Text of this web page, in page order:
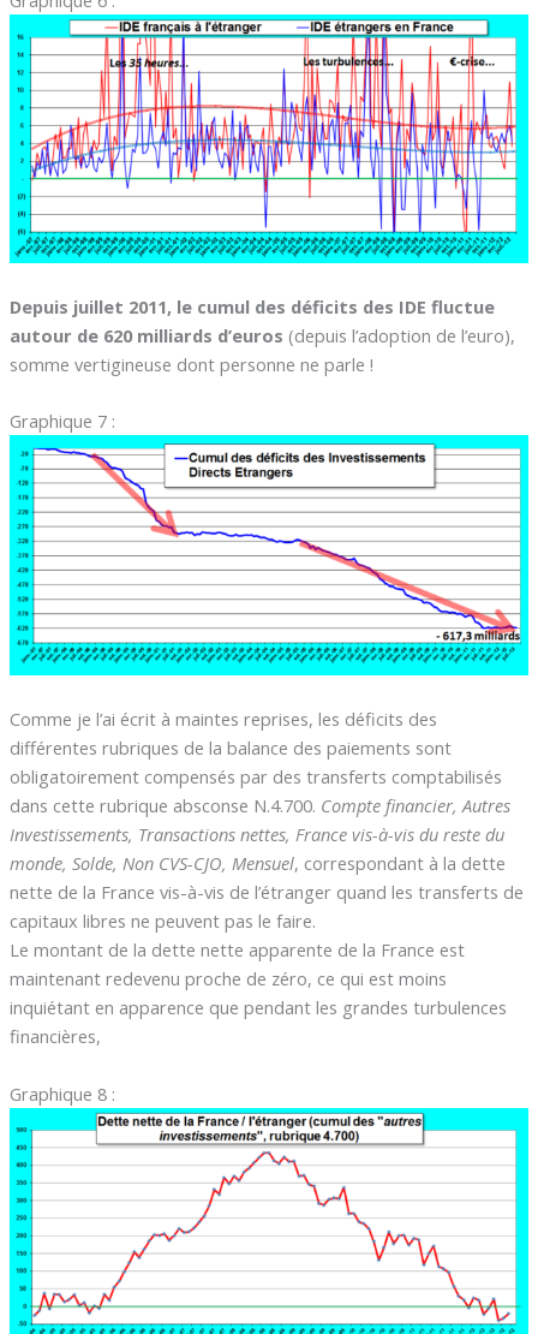
Depuis juillet 2011, le cumul des déficits des IDE fluctue
autour de 620 milliards d’euros (depuis l’adoption de l’euro),
somme vertigineuse dont personne ne parle !
Graphique 7 :
Comme je l’ai écrit à maintes reprises, les déficits des
différentes rubriques de la balance des paiements sont
obligatoirement compensés par des transferts comptabilisés
dans cette rubrique absconse N.4.700. Compte financier, Autres
Investissements, Transactions nettes, France vis-à-vis du reste du
monde, Solde, Non CVS-CJO, Mensuel, correspondant à la dette
nette de la France vis-à-vis de l’étranger quand les transferts de
capitaux libres ne peuvent pas le faire.
Le montant de la dette nette apparente de la France est
maintenant redevenu proche de zéro, ce qui est moins
inquiétant en apparence que pendant les grandes turbulences
financières,
Graphique 8 :